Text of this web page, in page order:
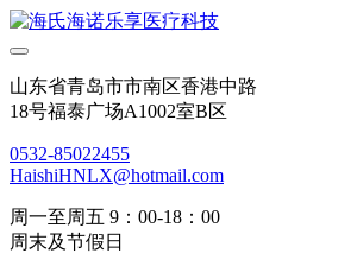
山东省青岛市市南区香港中路
18号福泰广场A1002室B区
0532-85022455
HaishiHNLX@hotmail.com
周一至周五 9：00-18：00
周末及节假日